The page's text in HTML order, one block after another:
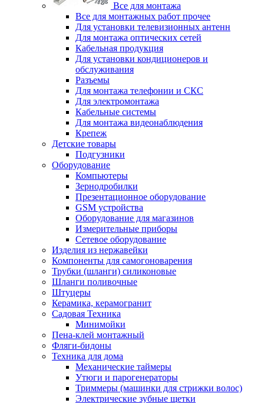
Все для монтажа
Все для монтажных работ прочее
Для установки телевизионных антенн
Для монтажа оптических сетей
Кабельная продукция
Для установки кондиционеров и
обслуживания
Разъемы
Для монтажа телефонии и СКС
Для электромонтажа
Кабельные системы
Для монтажа видеонаблюдения
Крепеж
Детские товары
Подгузники
Оборудование
Компьютеры
Зернодробилки
Презентационное оборудование
GSM устройства
Оборудование для магазинов
Измерительные приборы
Сетевое оборудование
Изделия из нержавейки
Компоненты для самогоноварения
Трубки (шланги) силиконовые
Шланги поливочные
Штуцеры
Керамика, керамогранит
Садовая Техника
Минимойки
Пена-клей монтажный
Фляги-бидоны
Техника для дома
Механические таймеры
Утюги и парогенераторы
Триммеры (машинки для стрижки волос)
Электрические зубные щетки